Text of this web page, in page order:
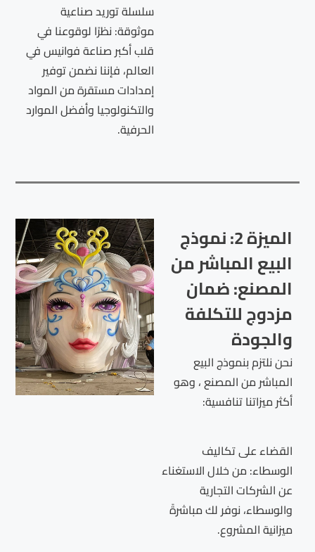
سلسلة توريد صناعية
موثوقة: نظرًا لوقوعنا في
قلب أكبر صناعة فوانيس في
العالم، فإننا نضمن توفير
إمدادات مستقرة من المواد
والتكنولوجيا وأفضل الموارد
الحرفية.
الميزة 2: نموذج
البيع المباشر من
المصنع: ضمان
مزدوج للتكلفة
والجودة
نحن نلتزم بنموذج البيع
المباشر من المصنع ، وهو
أكثر ميزاتنا تنافسية:
القضاء على تكاليف
الوسطاء: من خلال الاستغناء
عن الشركات التجارية
والوسطاء، نوفر لك مباشرةً
ميزانية المشروع.